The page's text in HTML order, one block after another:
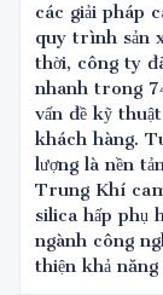
các giải pháp
quy trình sản
thời, công ty
nhanh trong
vấn đề kỹ
khách hàng.
lượng là nền
Trung Khí
silica hấp phụ
ngành công
thiện khả